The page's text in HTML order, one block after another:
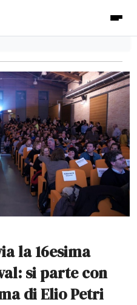
la 16esima
si parte con
di Elio Petri